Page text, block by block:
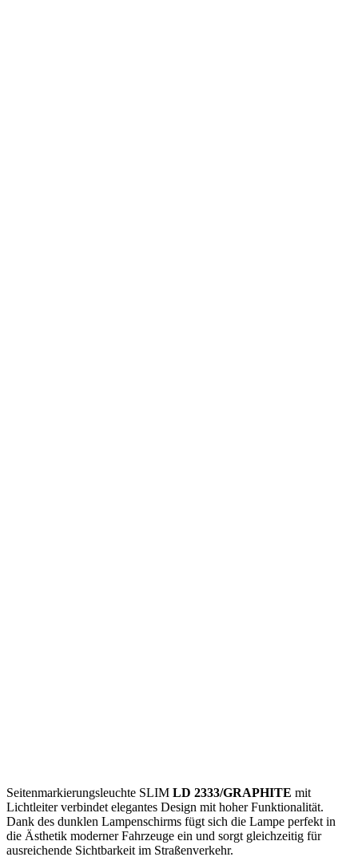
Seitenmarkierungsleuchte SLIM LD 2333/GRAPHITE mit
Lichtleiter verbindet elegantes Design mit hoher Funktionalität.
Dank des dunklen Lampenschirms fügt sich die Lampe perfekt in
die Ästhetik moderner Fahrzeuge ein und sorgt gleichzeitig für
ausreichende Sichtbarkeit im Straßenverkehr.